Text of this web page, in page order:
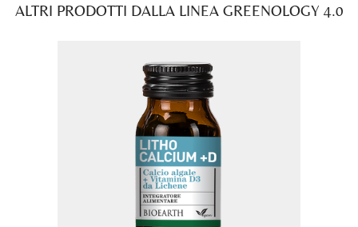
ALTRI PRODOTTI DALLA LINEA GREENOLOGY 4.0